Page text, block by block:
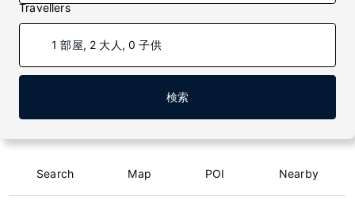
Travellers
1 部屋, 2 大人, 0 子供
検索
Search Map POI Nearby